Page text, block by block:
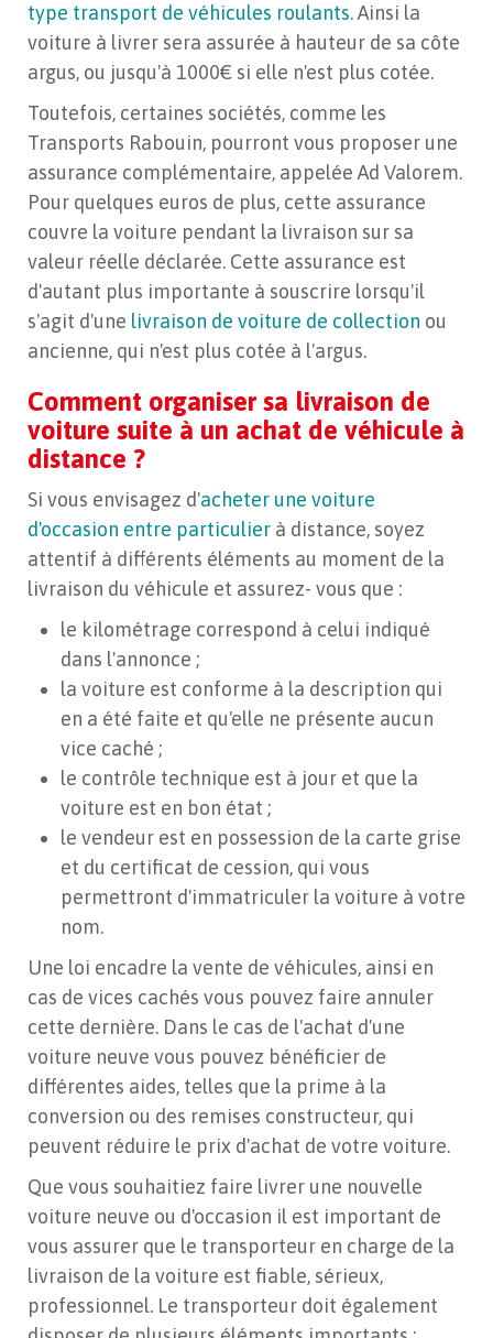
type transport de véhicules roulants. Ainsi la
voiture à livrer sera assurée à hauteur de sa côte
argus, ou jusqu'à 1000€ si elle n'est plus cotée.
Toutefois, certaines sociétés, comme les
Transports Rabouin, pourront vous proposer une
assurance complémentaire, appelée Ad Valorem.
Pour quelques euros de plus, cette assurance
couvre la voiture pendant la livraison sur sa
valeur réelle déclarée. Cette assurance est
d'autant plus importante à souscrire lorsqu'il
s'agit d'une livraison de voiture de collection ou
ancienne, qui n'est plus cotée à l'argus.
Comment organiser sa livraison de
voiture suite à un achat de véhicule à
distance ?
Si vous envisagez d'acheter une voiture
d'occasion entre particulier à distance, soyez
attentif à différents éléments au moment de la
livraison du véhicule et assurez- vous que :
le kilométrage correspond à celui indiqué
dans l'annonce ;
la voiture est conforme à la description qui
en a été faite et qu'elle ne présente aucun
vice caché ;
le contrôle technique est à jour et que la
voiture est en bon état ;
le vendeur est en possession de la carte grise
et du certificat de cession, qui vous
permettront d'immatriculer la voiture à votre
nom.
Une loi encadre la vente de véhicules, ainsi en
cas de vices cachés vous pouvez faire annuler
cette dernière. Dans le cas de l'achat d'une
voiture neuve vous pouvez bénéficier de
différentes aides, telles que la prime à la
conversion ou des remises constructeur, qui
peuvent réduire le prix d'achat de votre voiture.
Que vous souhaitiez faire livrer une nouvelle
voiture neuve ou d'occasion il est important de
vous assurer que le transporteur en charge de la
livraison de la voiture est fiable, sérieux,
professionnel. Le transporteur doit également